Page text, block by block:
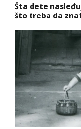
Šta dete
što treba da